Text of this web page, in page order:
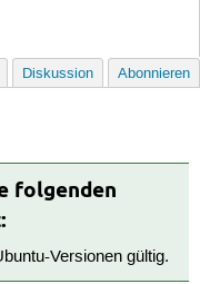
Diskussion Abonnieren
folgenden
Versionen gültig.